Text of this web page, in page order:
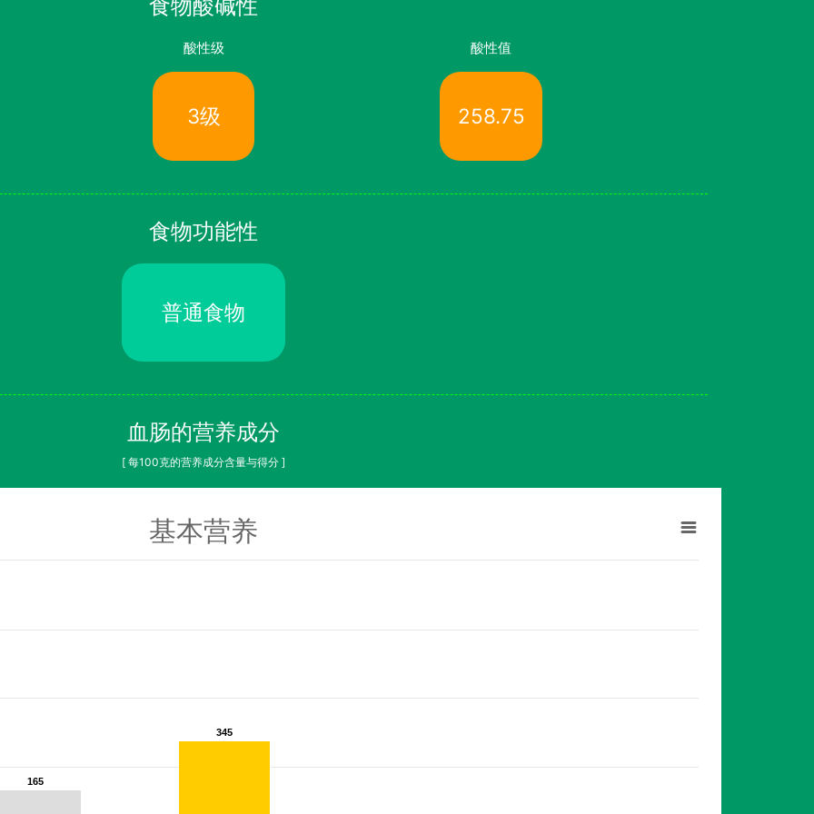
食物酸碱性
酸性级 酸性值
3级 258.75
食物功能性
普通食物
血肠的营养成分
[ 每100克的营养成分含量与得分 ]
基本营养
165
165
345
345